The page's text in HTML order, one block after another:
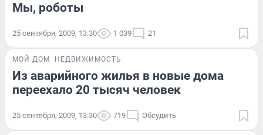
Мы, роботы
25 сентября, 2009, 13:30 1 039 21
МОЙ ДОМ НЕДВИЖИМОСТЬ
Из аварийного жилья в новые дома
переехало 20 тысяч человек
25 сентября, 2009, 13:30 719 Обсудить